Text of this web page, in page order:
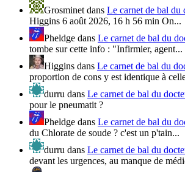
Grosminet dans Le carnet de bal du
Higgins 6 août 2026, 16 h 56 min On...
Pheldge dans Le carnet de bal du
tombe sur cette info : "Infirmier, agent...
Higgins dans Le carnet de bal du
proportion de cons y est identique à
durru dans Le carnet de bal du
pour le pneumatit ?
Pheldge dans Le carnet de bal du
du Chlorate de soude ? c'est un p'tain...
durru dans Le carnet de bal du
devant les urgences, au manque de